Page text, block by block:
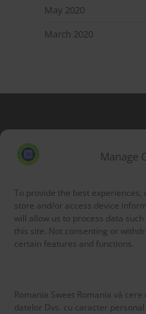
Manage
To provide the best experiences,
store and/or access device
will allow us to process data
this site. Not consenting or
certain features and functions.
Romania Sweet Romania vă
datelor Dvs. cu caracter
May 2020
March 2020